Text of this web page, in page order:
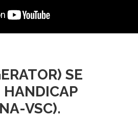
SE
HANDICAP
VSC).